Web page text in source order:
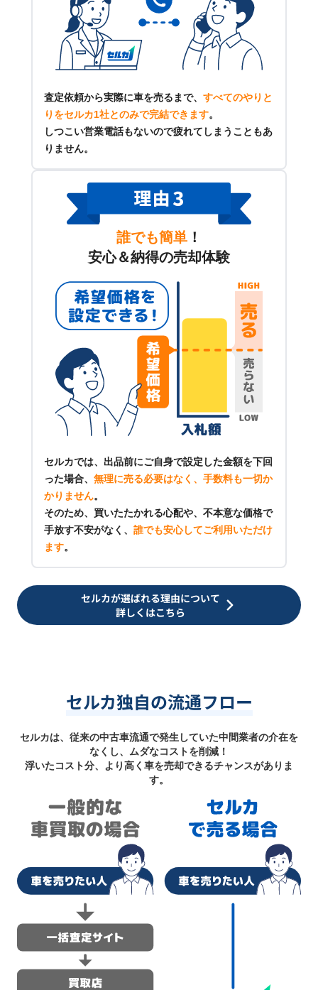
査定依頼から実際に車を売るまで、 すべてのやりと
りをセルカ1社とのみで完結できます。
しつこい営業電話もないので疲れてしまうこともあ
りません。
誰でも簡単 ！
安心＆納得の売却体験
セルカでは、出品前にご自身で設定した金額を下回
った場合、 無理に売る必要はなく、手数料も一切か
かりません。
そのため、買いたたかれる心配や、不本意な価格で
手放す不安がなく、 誰でも安心してご利用いただけ
ます。
セルカが選ばれる理由について
詳しくはこちら
セルカ独自の流通フロー
セルカは、従来の中古車流通で発生していた中間業者の介在を
なくし、ムダなコストを削減！
浮いたコスト分、より高く車を売却できるチャンスがありま
す。